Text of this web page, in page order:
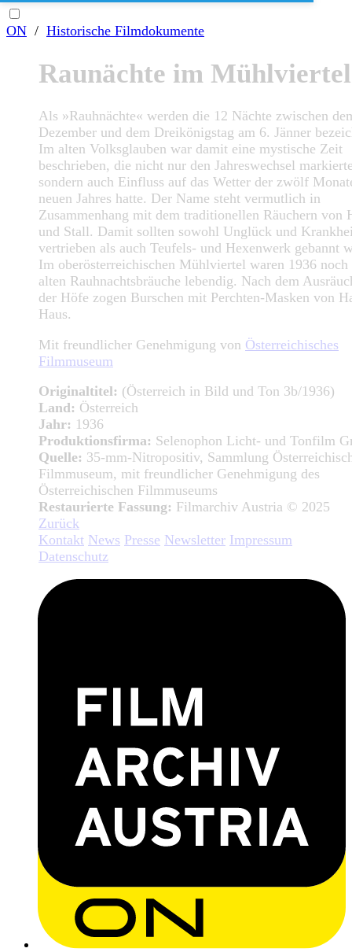
ON / Historische Filmdokumente
Raunächte im Mühlviertel
Als »Rauhnächte« werden die 12 Nächte zwischen
Dezember und dem Dreikönigstag am 6. Jänner
Im alten Volksglauben war damit eine mystische Zeit
beschrieben, die nicht nur den Jahreswechsel
sondern auch Einfluss auf das Wetter der zwölf
neuen Jahres hatte. Der Name steht vermutlich in
Zusammenhang mit dem traditionellen Räuchern von
und Stall. Damit sollten sowohl Unglück und
vertrieben als auch Teufels- und Hexenwerk gebannt
Im oberösterreichischen Mühlviertel waren 1936 noch
alten Rauhnachtsbräuche lebendig. Nach dem
der Höfe zogen Burschen mit Perchten-Masken von
Haus.
Mit freundlicher Genehmigung von Österreichisches
Filmmuseum
Originaltitel: (Österreich in Bild und Ton 3b/1936)
Land: Österreich
Jahr: 1936
Produktionsfirma: Selenophon Licht- und Tonfilm
Quelle: 35-mm-Nitropositiv, Sammlung
Filmmuseum, mit freundlicher Genehmigung des
Österreichischen Filmmuseums
Restaurierte Fassung: Filmarchiv Austria © 2025
Zurück
Kontakt News Presse Newsletter Impressum
Datenschutz